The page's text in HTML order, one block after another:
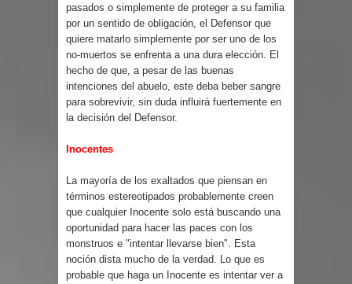
pasados o simplemente de proteger a su familia
por un sentido de obligación, el Defensor que
quiere matarlo simplemente por ser uno de los
no-muertos se enfrenta a una dura elección. El
hecho de que, a pesar de las buenas
intenciones del abuelo, este deba beber sangre
para sobrevivir, sin duda influirá fuertemente en
la decisión del Defensor.
Inocentes
La mayoría de los exaltados que piensan en
términos estereotipados probablemente creen
que cualquier Inocente solo está buscando una
oportunidad para hacer las paces con los
monstruos e "intentar llevarse bien". Esta
noción dista mucho de la verdad. Lo que es
probable que haga un Inocente es intentar ver a